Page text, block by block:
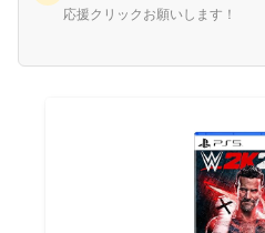
応援クリックお願いします！